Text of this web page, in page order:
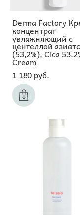
Derma Factory
концентрат
увлажняющий с
центеллой
(53,2%), Cica
Cream
1 180 pуб.